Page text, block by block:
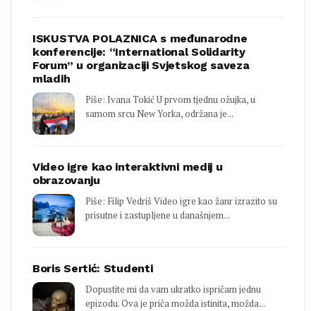
ISKUSTVA POLAZNICA s međunarodne
konferencije: “International Solidarity
Forum” u organizaciji Svjetskog saveza
mladih
Piše: Ivana Tokić U prvom tjednu ožujka, u
samom srcu New Yorka, održana je...
Video igre kao interaktivni medij u
obrazovanju
Piše: Filip Vedriš Video igre kao žanr izrazito su
prisutne i zastupljene u današnjem...
Boris Sertić: Studenti
Dopustite mi da vam ukratko ispričam jednu
epizodu. Ova je priča možda istinita, možda...